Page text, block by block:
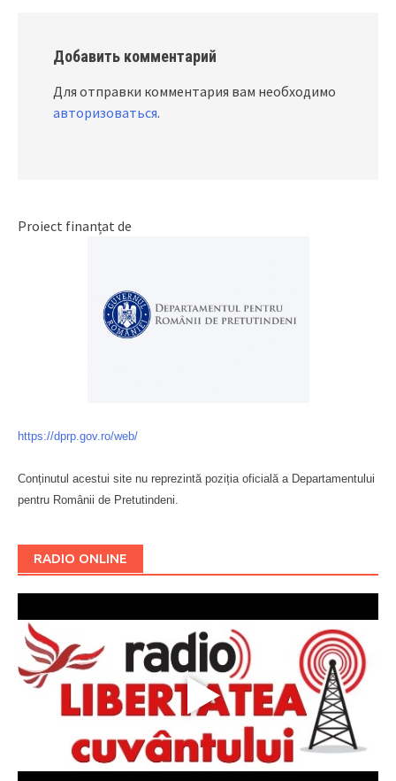
Добавить комментарий
Для отправки комментария вам необходимо
авторизоваться.
Proiect finanțat de
https://dprp.gov.ro/web/
Conținutul acestui site nu reprezintă poziția oficială a Departamentului
pentru Românii de Pretutindeni.
RADIO ONLINE